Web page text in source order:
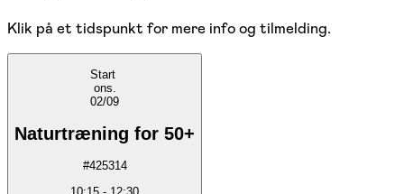
Klik på et tidspunkt for mere info og tilmelding.
Start
ons.
02/09
Naturtræning for 50+
#425314